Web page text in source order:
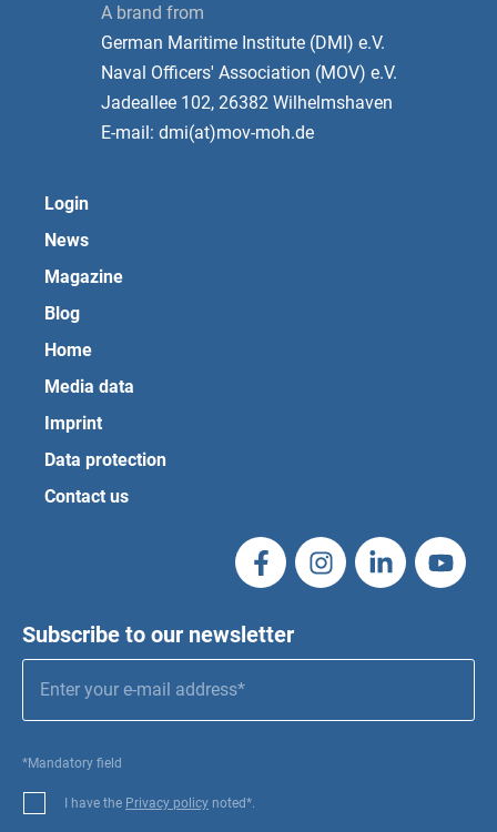
A brand from
German Maritime Institute (DMI) e.V.
Naval Officers' Association (MOV) e.V.
Jadeallee 102, 26382 Wilhelmshaven
E-mail: dmi(at)mov-moh.de
Login
News
Magazine
Blog
Home
Media data
Imprint
Data protection
Contact us
Subscribe to our newsletter
*Mandatory field
I have the Privacy policy noted*.